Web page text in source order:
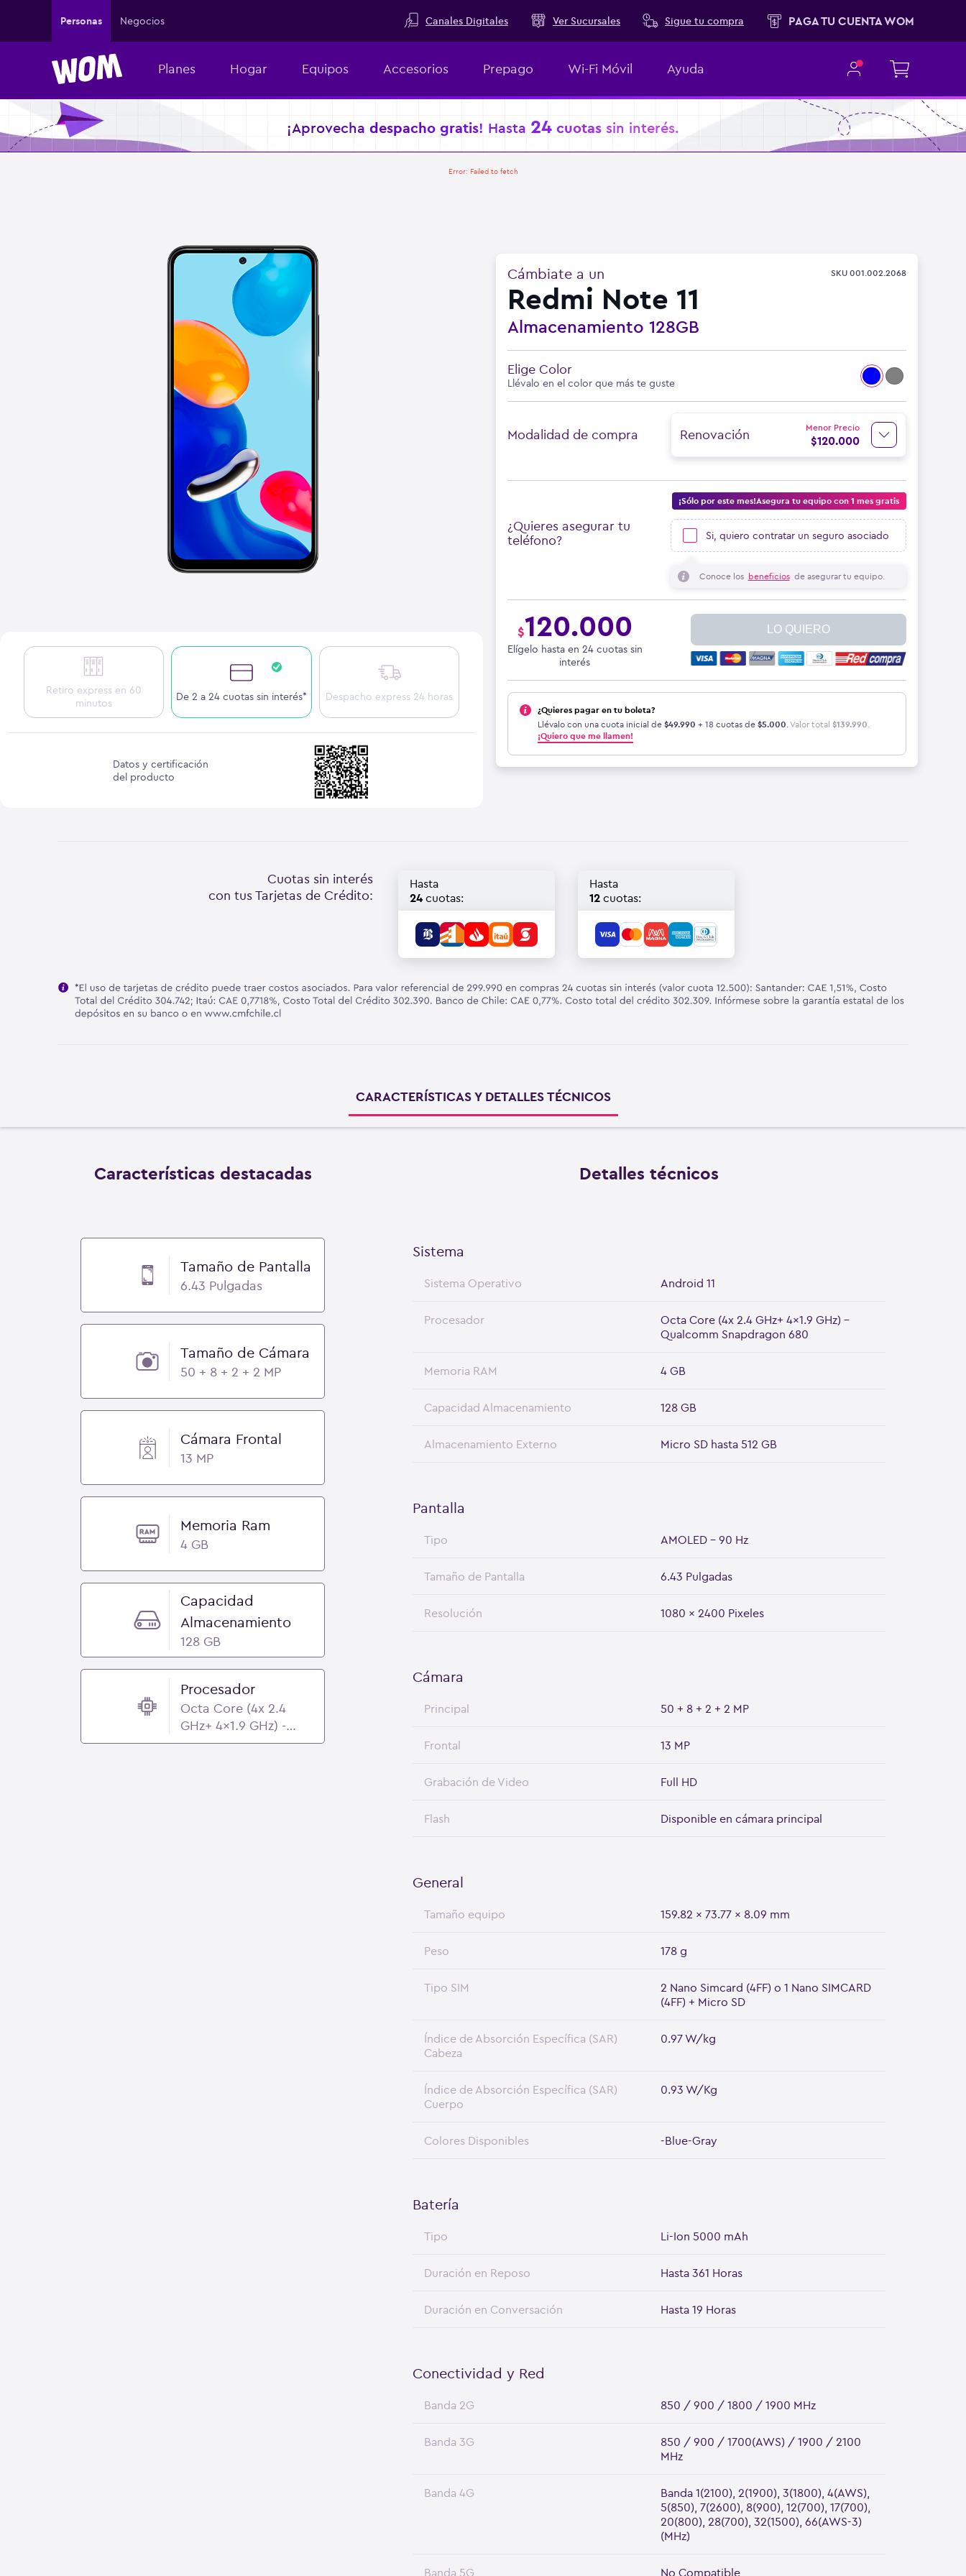
Personas Negocios Canales Digitales Ver Sucursales Sigue tu compra PAGA TU CUENTA WOM
Planes Hogar Equipos Accesorios Prepago Wi-Fi Móvil Ayuda
¡Aprovecha despacho gratis! Hasta 24 cuotas sin interés.
Error: Failed to fetch
Retiro express en 60
minutos
De 2 a 24 cuotas sin interés* Despacho express 24 horas
Datos y certificación
del producto
Cámbiate a un SKU 001.002.2068
Redmi Note 11
Almacenamiento 128GB
Elige Color
Llévalo en el color que más te guste
Modalidad de compra Renovación Menor Precio
$120.000
¡Sólo por este mes!Asegura tu equipo con 1 mes gratis
¿Quieres asegurar tu
teléfono?
Si, quiero contratar un seguro asociado
Conoce los beneficios de asegurar tu equipo.
$120.000
Elígelo hasta en 24 cuotas sin
interés
LO QUIERO
¿Quieres pagar en tu boleta?
Llévalo con una cuota inicial de $49.990 + 18 cuotas de $5.000 Valor total $139.990
¡Quiero que me llamen!
Cuotas sin interés
con tus Tarjetas de Crédito:
Hasta
24 cuotas:
Hasta
12 cuotas:
CARACTERÍSTICAS Y DETALLES TÉCNICOS
Características destacadas
Tamaño de Pantalla
6.43 Pulgadas
Tamaño de Cámara
50 + 8 + 2 + 2 MP
Cámara Frontal
13 MP
Memoria Ram
4 GB
Capacidad
Almacenamiento
128 GB
Procesador
Octa Core (4x 2.4
GHz+ 4x1.9 GHz) -
Qualcomm
Detalles técnicos
Sistema
Sistema Operativo Android 11
Procesador
Octa Core (4x 2.4 GHz+ 4x1.9 GHz) -
Qualcomm Snapdragon 680
Memoria RAM 4 GB
Capacidad Almacenamiento 128 GB
Almacenamiento Externo Micro SD hasta 512 GB
Pantalla
Tipo AMOLED - 90 Hz
Tamaño de Pantalla 6.43 Pulgadas
Resolución 1080 x 2400 Pixeles
Cámara
Principal 50 + 8 + 2 + 2 MP
Frontal 13 MP
Grabación de Video Full HD
Flash Disponible en cámara principal
General
Tamaño equipo 159.82 x 73.77 x 8.09 mm
Peso 178 g
Tipo SIM
2 Nano Simcard (4FF) o 1 Nano SIMCARD
(4FF) + Micro SD
Índice de Absorción Específica (SAR)
Cabeza
0.97 W/kg
Índice de Absorción Específica (SAR)
Cuerpo
0.93 W/Kg
Colores Disponibles -Blue-Gray
Batería
Tipo Li-Ion 5000 mAh
Duración en Reposo Hasta 361 Horas
Duración en Conversación Hasta 19 Horas
Conectividad y Red
Banda 2G 850 / 900 / 1800 / 1900 MHz
Banda 3G
850 / 900 / 1700(AWS) / 1900 / 2100
MHz
Banda 4G
Banda 1(2100), 2(1900), 3(1800), 4(AWS),
5(850), 7(2600), 8(900), 12(700), 17(700),
20(800), 28(700), 32(1500), 66(AWS-3)
(MHz)
Banda 5G No Compatible